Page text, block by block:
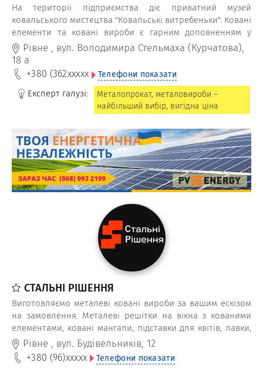
На території підприємства діє приватний музей
ковальського мистецтва "Ковальські витребеньки". Ковані
елементи та ковані вироби є гарним доповненням у
виготовленні кованих воріт, огорож, решіток, мангалів,
садових меблів, сходів та перил.
Рівне , вул. Володимира Стельмаха (Курчатова),
18 а
+380 (362xxxxx Телефони показати
Експерт галузі:
Металопрокат, металовироби –
найбільший вибір, вигідна ціна
СТАЛЬНІ РІШЕННЯ
Виготовляємо металеві ковані вироби за вашим ескізом
на замовлення. Металеві решітки на вікна з кованими
елементами, ковані мангали, підставки для квітів, лавки,
гойдалки та альтанки, ворота, балкони, дашки, козирки
та багато інших кованих елементів і виробів.
Рівне , вул. Будівельників, 12
+380 (96)xxxxx Телефони показати